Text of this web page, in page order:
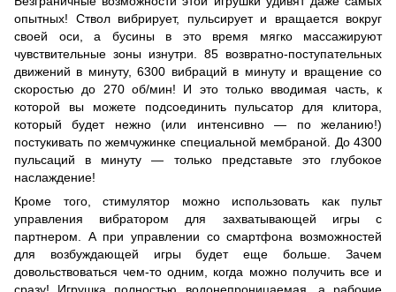
опытных! Ствол вибрирует, пульсирует и вращается вокруг
своей оси, а бусины в это время мягко массажируют
чувствительные зоны изнутри. 85 возвратно-поступательных
движений в минуту, 6300 вибраций в минуту и вращение со
скоростью до 270 об/мин! И это только вводимая часть, к
которой вы можете подсоединить пульсатор для клитора,
который будет нежно (или интенсивно — по желанию!)
постукивать по жемчужинке специальной мембраной. До 4300
пульсаций в минуту — только представьте это глубокое
наслаждение!
Кроме того, стимулятор можно использовать как пульт
управления вибратором для захватывающей игры с
партнером. А при управлении со смартфона возможностей
для возбуждающей игры будет еще больше. Зачем
довольствоваться чем-то одним, когда можно получить все и
сразу! Игрушка полностью водонепроницаемая, а рабочие